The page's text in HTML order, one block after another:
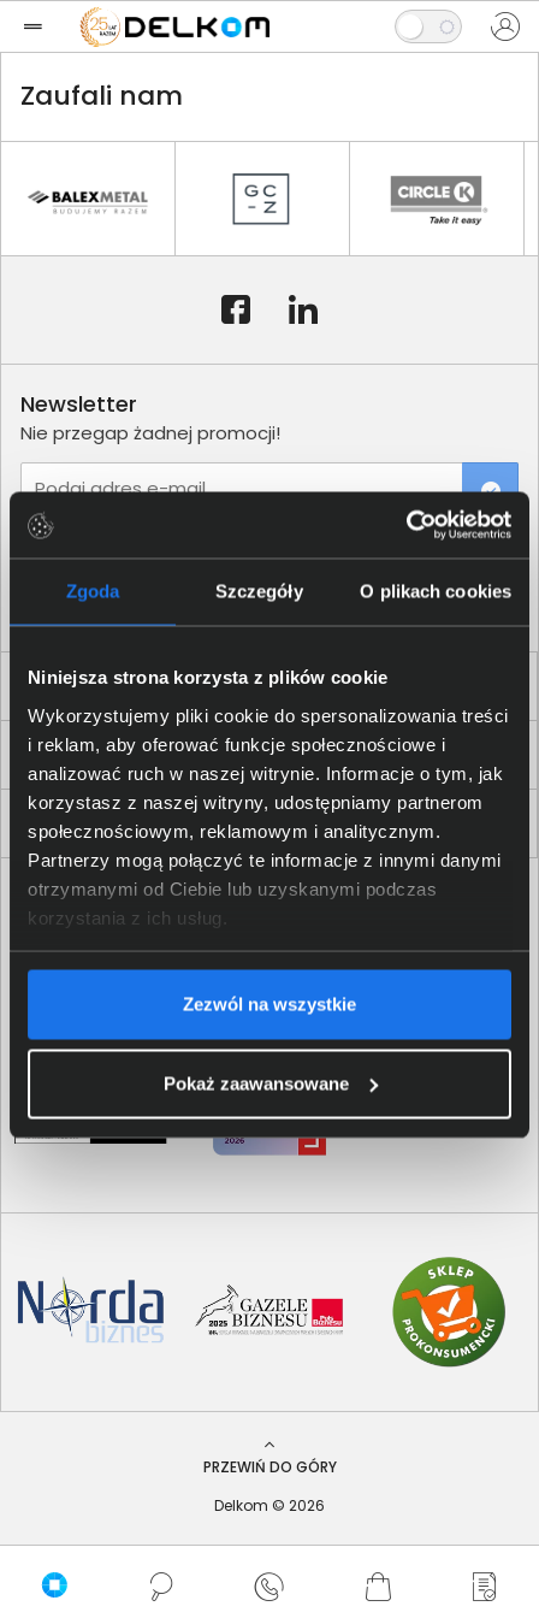
Zgoda Szczegóły O plikach cookies
Niniejsza strona korzysta z plików cookie
Wykorzystujemy pliki cookie do spersonalizowania treści
i reklam, aby oferować funkcje społecznościowe i
analizować ruch w naszej witrynie. Informacje o tym, jak
korzystasz z naszej witryny, udostępniamy partnerom
społecznościowym, reklamowym i analitycznym.
Partnerzy mogą połączyć te informacje z innymi danymi
otrzymanymi od Ciebie lub uzyskanymi podczas
korzystania z ich usług.
Zezwól na wszystkie
Pokaż zaawansowane
Zaufali nam
Dla Firm i Instytucji
Zakupy
Delkom 2000
Newsletter
Nie przegap żadnej promocji!
Podaj adres e-mail
PRZEWIŃ DO GÓRY
Delkom © 2026